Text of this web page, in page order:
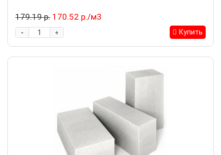
179.19 р. 170.52 р./м3
+
- Купить